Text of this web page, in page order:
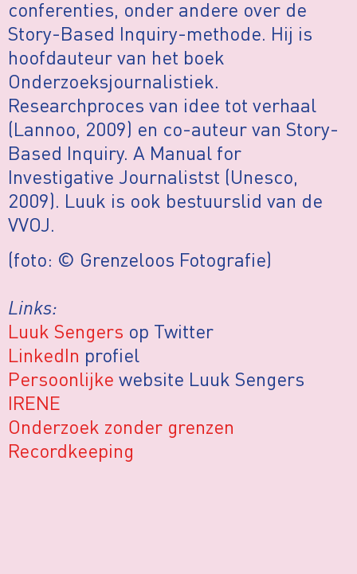
conferenties, onder andere over de
Story-Based Inquiry-methode. Hij is
hoofdauteur van het boek
Onderzoeksjournalistiek.
Researchproces van idee tot verhaal
(Lannoo, 2009) en co-auteur van Story-
Based Inquiry. A Manual for
Investigative Journalistst (Unesco,
2009). Luuk is ook bestuurslid van de
VVOJ.
(foto: © Grenzeloos Fotografie)
Links:
Luuk Sengers op Twitter
LinkedIn profiel
Persoonlijke website Luuk Sengers
IRENE
Onderzoek zonder grenzen
Recordkeeping